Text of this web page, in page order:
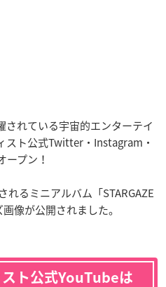
されている宇宙的エンターテイ
スト公式Twitter・Instagram・
ープン！
れるミニアルバム「STARGAZE
像が公開されました。
ト公式YouTubeは